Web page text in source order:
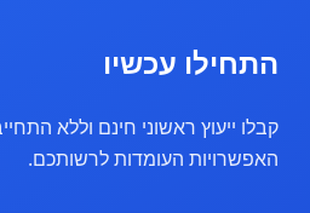
התחילו עכשיו
קבלו ייעוץ ראשוני חינם וללא
האפשרויות העומדות לרשותכם.